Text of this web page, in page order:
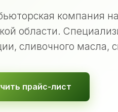
компания
области.
сливочного масла,
прайс-лист